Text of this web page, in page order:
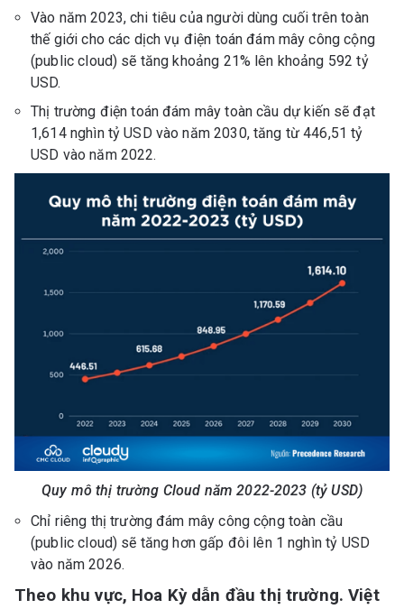
Vào năm 2023, chi tiêu của người dùng cuối trên toàn
thế giới cho các dịch vụ điện toán đám mây công cộng
(public cloud) sẽ tăng khoảng 21% lên khoảng 592 tỷ
USD.
Thị trường điện toán đám mây toàn cầu dự kiến ​​sẽ đạt
1,614 nghìn tỷ USD vào năm 2030, tăng từ 446,51 tỷ
USD vào năm 2022.
Quy mô thị trường Cloud năm 2022-2023 (tỷ USD)
Chỉ riêng thị trường đám mây công cộng toàn cầu
(public cloud) sẽ tăng hơn gấp đôi lên 1 nghìn tỷ USD
vào năm 2026.
Theo khu vực, Hoa Kỳ dẫn đầu thị trường. Việt